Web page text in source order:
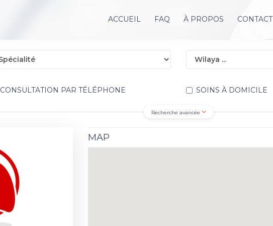
ACCUEIL FAQ À PROPOS CONTACT
CONSULTATION PAR TÉLÉPHONE SOINS À DOMICILE
Recherche avancée
MAP